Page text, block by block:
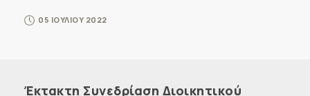
05 ΙΟΥΛΙΟΥ 2022
Έκτακτη Συνεδρίαση Διοικητικού